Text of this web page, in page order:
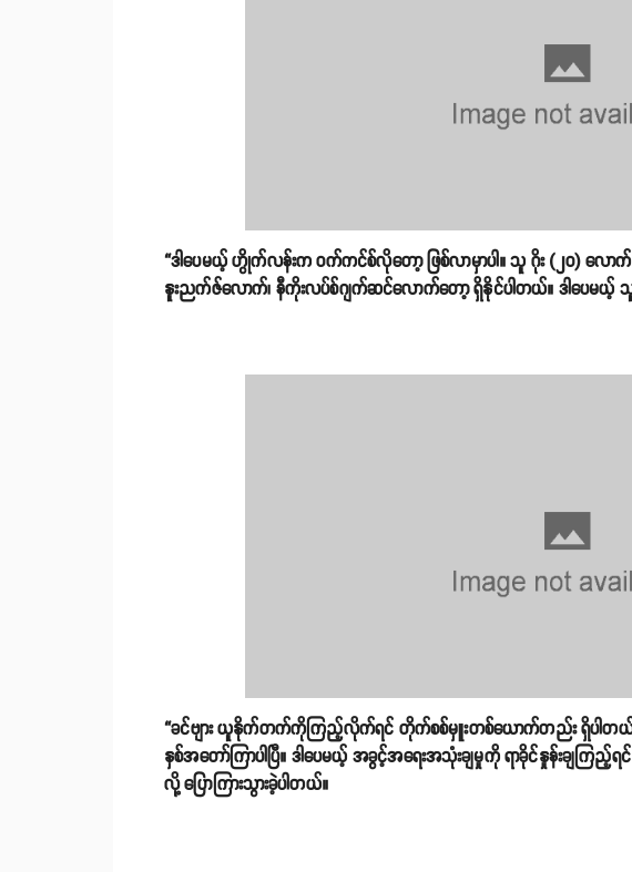
“ဒါပေမယ့် ဟွိုက်လန်းက ဝက်ကင်စ်လိုတော့ ဖြစ်လာမှာပါ။ သူ ဂိုး (၂၀) လော
နူးညက်ဇ်လောက်၊ နီကိုးလပ်စ်ဂျက်ဆင်လောက်တော့ ရှိနိုင်ပါတယ်။ ဒါပေမယ့်
“ခင်ဗျား ယူနိုက်တက်ကိုကြည့်လိုက်ရင် တိုက်စစ်မှူးတစ်ယောက်တည်း ရှိပါတ
နှစ်အတော်ကြာပါပြီ။ ဒါပေမယ့် အခွင့်အရေးအသုံးချမှုကို ရာခိုင်နှုန်းခ
လို့ ပြောကြားသွားခဲ့ပါတယ်။